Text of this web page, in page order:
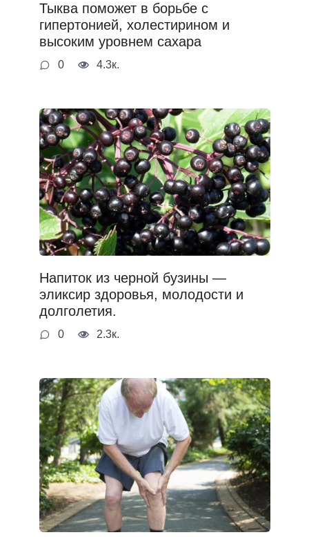
Тыква поможет в борьбе с
гипертонией, холестирином и
высоким уровнем сахара
0 4.3к.
Напиток из черной бузины —
эликсир здоровья, молодости и
долголетия.
0 2.3к.